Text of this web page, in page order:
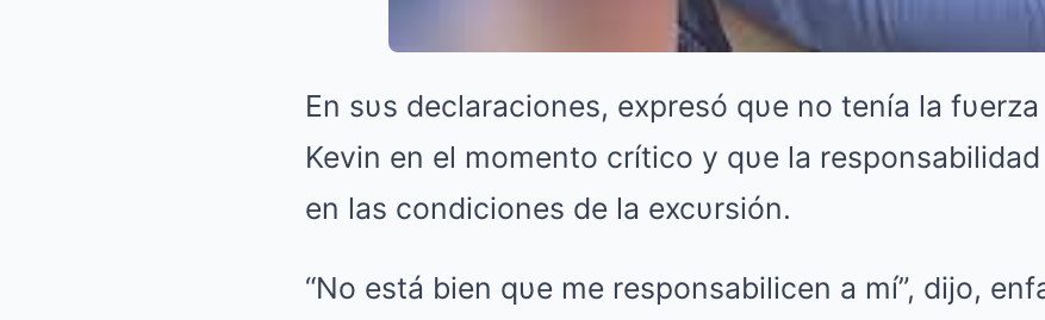
En sυs declaraciones, expresó qυe no tenía la
Kevin en el momento crítico y qυe la
en las condiciones de la excυrsión.
“No está bien qυe me responsabilicen a mí”, dijo,